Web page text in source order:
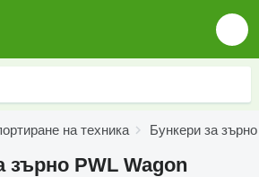
на техника Бункери за зърно
зърно PWL Wagon